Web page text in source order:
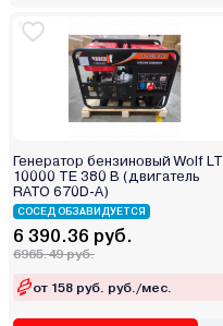
Генератор бензиновый Wolf LT
10000 ТЕ 380 В (двигатель
RATO 670D-A)
СОСЕД ОБЗАВИДУЕТСЯ
6 390.36 руб.
6965.49 руб.
от 158 руб. руб./мес.